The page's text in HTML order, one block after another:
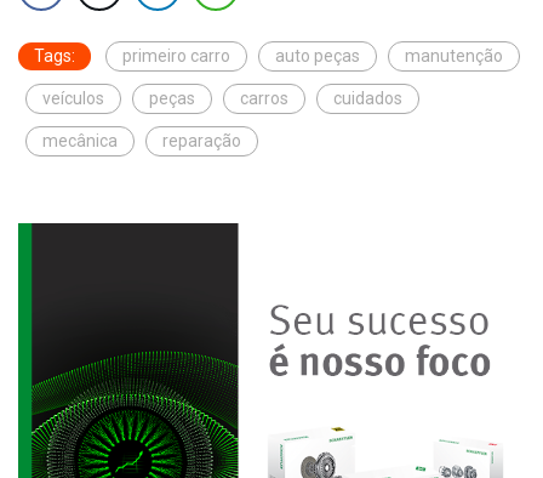
Tags: primeiro carro auto peças manutenção
veículos peças carros cuidados
mecânica reparação